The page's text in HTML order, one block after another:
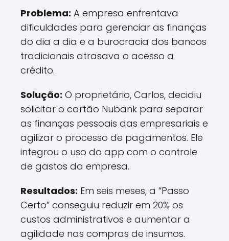
Problema: A empresa enfrentava
dificuldades para gerenciar as finanças
do dia a dia e a burocracia dos bancos
tradicionais atrasava o acesso a
crédito.
Solução: O proprietário, Carlos, decidiu
solicitar o cartão Nubank para separar
as finanças pessoais das empresariais e
agilizar o processo de pagamentos. Ele
integrou o uso do app com o controle
de gastos da empresa.
Resultados: Em seis meses, a “Passo
Certo” conseguiu reduzir em 20% os
custos administrativos e aumentar a
agilidade nas compras de insumos.